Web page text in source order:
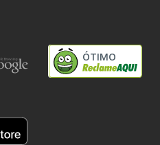
ÓTIMO